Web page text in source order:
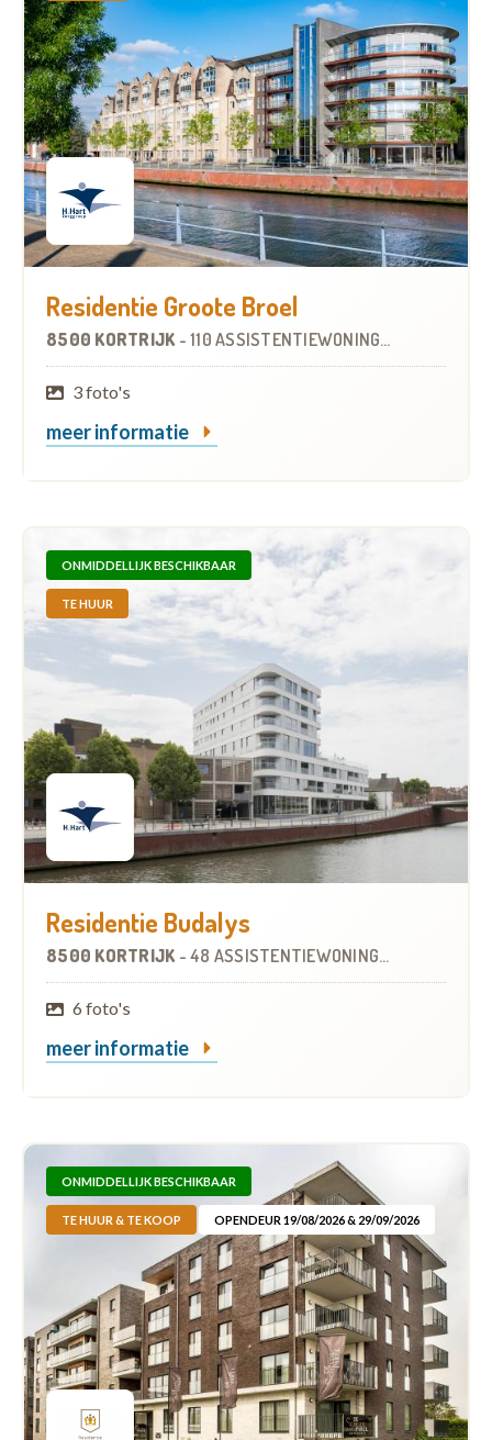
Residentie Groote Broel
8500 KORTRIJK - 110 ASSISTENTIEWONINGEN
3 foto's
meer informatie
ONMIDDELLIJK BESCHIKBAAR
TE HUUR
Residentie Budalys
8500 KORTRIJK - 48 ASSISTENTIEWONINGEN
6 foto's
meer informatie
ONMIDDELLIJK BESCHIKBAAR
TE HUUR & TE KOOP OPENDEUR 19/08/2026 & 29/09/2026